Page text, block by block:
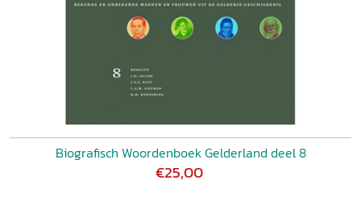
Biografisch Woordenboek Gelderland deel 8
€25,00